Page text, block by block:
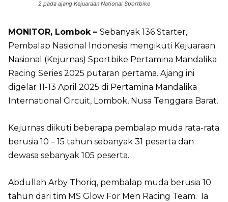
2 pada ajang Kejuaraan National Sportbike
MONITOR, Lombok – Sebanyak 136 Starter,
Pembalap Nasional Indonesia mengikuti Kejuaraan
Nasional (Kejurnas) Sportbike Pertamina Mandalika
Racing Series 2025 putaran pertama. Ajang ini
digelar 11-13 April 2025 di Pertamina Mandalika
International Circuit, Lombok, Nusa Tenggara Barat.
Kejurnas diikuti beberapa pembalap muda rata-rata
berusia 10 – 15 tahun sebanyak 31 peserta dan
dewasa sebanyak 105 peserta.
Abdullah Arby Thoriq, pembalap muda berusia 10
tahun dari tim MS Glow For Men Racing Team. Ia